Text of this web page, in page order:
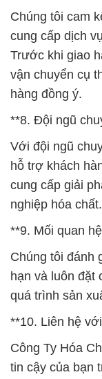
Chúng tôi cam
cung cấp dịch
Trước khi giao
vận chuyển cụ
hàng đồng ý.
**8. Đội ngũ
Với đội ngũ
hỗ trợ khách
cung cấp giải
nghiệp hóa chất.
**9. Mối quan
Chúng tôi đánh
hạn và luôn đặt
quá trình sản
**10. Liên hệ
Công Ty Hóa
tin cậy của bạn